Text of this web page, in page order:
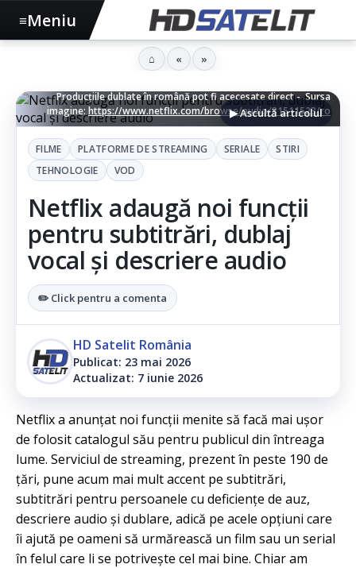
Producțiile dublate în română pot fi acecesate direct - Sursa
imagine: https://www.netflix.com/browse/audio/81511523/ro
▶ Ascultă articolul
FILME PLATFORME DE STREAMING SERIALE
STIRI
TEHNOLOGIE
VOD
Netflix adaugă noi funcții
pentru subtitrări, dublaj
vocal și descriere audio
✏️ Click pentru a comenta
HD Satelit România
Publicat: 23 mai 2026
Actualizat: 7 iunie 2026
Netflix a anunțat noi funcții menite să facă mai ușor
de folosit catalogul său pentru publicul din întreaga
lume. Serviciul de streaming, prezent în peste 190 de
țări, pune acum mai mult accent pe subtitrări,
subtitrări pentru persoanele cu deficiențe de auz,
descriere audio și dublare, adică pe acele opțiuni care
îi ajută pe oameni să urmărească un film sau un serial
în felul care li se potrivește cel mai bine. Chiar am
≡Meniu
⌂ « »